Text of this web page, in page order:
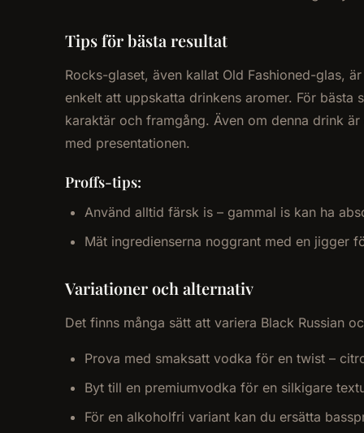
Tips för bästa resultat
Rocks-glaset, även kallat Old Fashioned-glas,
enkelt att uppskatta drinkens aromer. För
karaktär och framgång. Även om denna drink
med presentationen.
Proffs-tips:
Använd alltid färsk is – gammal is kan ha
Mät ingredienserna noggrant med en jigger
Variationer och alternativ
Det finns många sätt att variera Black Russian
Prova med smaksatt vodka för en twist –
Byt till en premiumvodka för en silkigare
För en alkoholfri variant kan du ersätta